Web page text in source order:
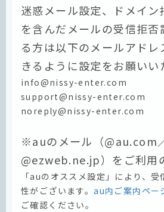
迷惑メール設定、ドメイ
を含んだメールの受信拒否
る方は以下のメールアドレ
きるように設定をお願いい
info@nissy-enter.com
support@nissy-enter.com
noreply@nissy-enter.com
※auのメール（@au.com
@ezweb.ne.jp）をご利用
「auのオススメ設定」により、
性がございます。au内ご案内ペー
ご確認ください。